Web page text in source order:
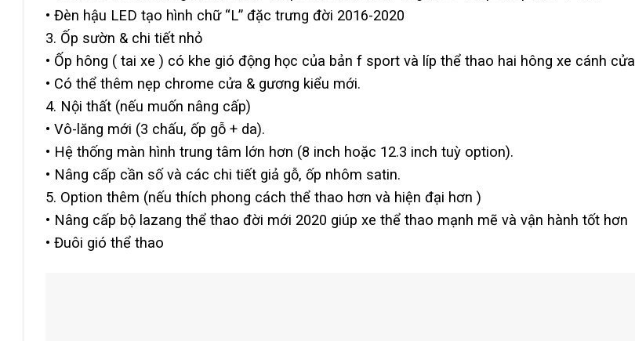
• Đèn hậu LED tạo hình chữ “L” đặc trưng đời 2016-2020
3. Ốp sườn & chi tiết nhỏ
• Ốp hông ( tai xe ) có khe gió động học của bản f sport và líp thể thao hai hông xe cánh cửa
• Có thể thêm nẹp chrome cửa & gương kiểu mới.
4. Nội thất (nếu muốn nâng cấp)
• Vô-lăng mới (3 chấu, ốp gỗ + da).
• Hệ thống màn hình trung tâm lớn hơn (8 inch hoặc 12.3 inch tuỳ option).
• Nâng cấp cần số và các chi tiết giả gỗ, ốp nhôm satin.
5. Option thêm (nếu thích phong cách thể thao hơn và hiện đại hơn )
• Nâng cấp bộ lazang thể thao đời mới 2020 giúp xe thể thao mạnh mẽ và vận hành tốt hơn
• Đuôi gió thể thao